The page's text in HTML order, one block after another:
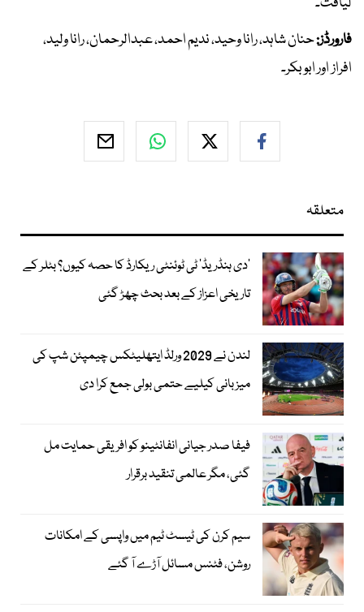
فارورڈز:حنان شاہد، رانا وحید، ندیم احمد، عبدالرحمان، رانا ولید،
افراز اور ابوبکر۔
متعلقہ
’دی ہنڈریڈ‘ ٹی ٹوئنٹی ریکارڈ کا حصہ کیوں؟ بٹلر کے
تاریخی اعزاز کے بعد بحث چھڑ گئی
لندن نے 2029 ورلڈ ایتھلیٹکس چیمپئن شپ کی
میزبانی کیلیے حتمی بولی جمع کرا دی
فیفا صدر جیانی انفانٹینو کو افریقی حمایت مل
گئی، مگر عالمی تنقید برقرار
سیم کرن کی ٹیسٹ ٹیم میں واپسی کے امکانات
روشن، فٹنس مسائل آڑے آ گئے